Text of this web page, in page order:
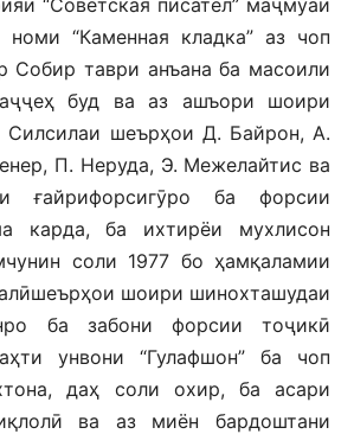
“Советская писател” маҷмӯаи
“Каменная кладка” аз чоп
Собир таври анъана ба масоили
буд ва аз ашъори шоири
Силсилаи шеърҳои Д. Байрон, А.
П. Неруда, Э. Межелайтис ва
ғайрифорсигӯро ба форсии
карда, ба ихтирёи мухлисон
соли 1977 бо ҳамқаламии
шоири шинохташудаи
ба забони форсии тоҷикӣ
унвони “Гулафшон” ба чоп
даҳ соли охир, ба асари
ва аз миён бардоштани